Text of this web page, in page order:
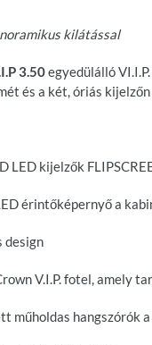
kilátással
3.50egyedülálló
és a két, óriás
LED kijelzők
érintőképernyő a
design
V.I.P. fotel, amely
műholdas hangszórók